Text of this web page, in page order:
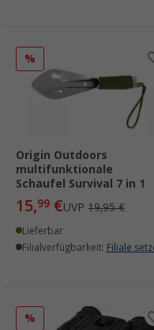
%
Origin Outdoors
multifunktionale
Schaufel Survival 7 in 1
15,99 €UVP 19,95 €
Lieferbar
Filialverfügbarkeit: Filiale
%